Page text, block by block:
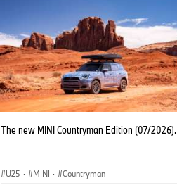
The new MINI Countryman Edition (07/2026).
U25 · MINI · Countryman